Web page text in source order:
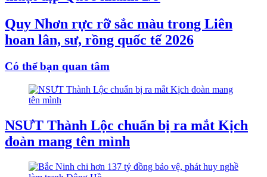
Quy Nhơn rực rỡ sắc màu trong Liên
hoan lân, sư, rồng quốc tế 2026
Có thể bạn quan tâm
NSƯT Thành Lộc chuẩn bị ra mắt Kịch
đoàn mang tên mình